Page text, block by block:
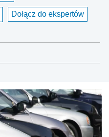
Dołącz do ekspertów